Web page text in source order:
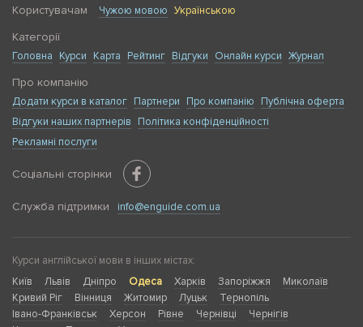
Користувачам Чужою мовою Українською
Категорії
Головна Курси Карта Рейтинг Відгуки Онлайн курси Журнал
Про компанію
Додати курси в каталог Партнери Про компанію
Публічна оферта
Відгуки наших партнерів
Політика конфіденційності
Рекламні послуги
Соціальні сторінки
Служба підтримки info@enguide.com.ua
Курси англійської мови в інших містах:
Київ
Львів Дніпро Одеса Харків Запоріжжя
Миколаїв
Кривий Ріг
Вінниця Житомир Луцьк
Тернопіль
Івано-Франківськ
Херсон Рівне Чернівці
Чернігів